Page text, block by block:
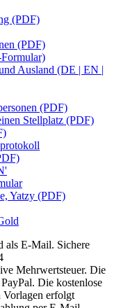
(PDF)
(PDF)
Ausland (DE | EN |
(PDF)
Stellplatz (PDF)
Yatzy (PDF)
als E-Mail. Sichere
Mehrwertsteuer. Die
Die kostenlose
erfolgt